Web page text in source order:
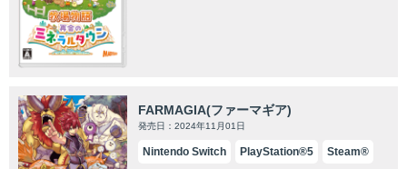
FARMAGIA(ファーマギア)
発売日：2024年11月01日
Nintendo Switch PlayStation®5 Steam®